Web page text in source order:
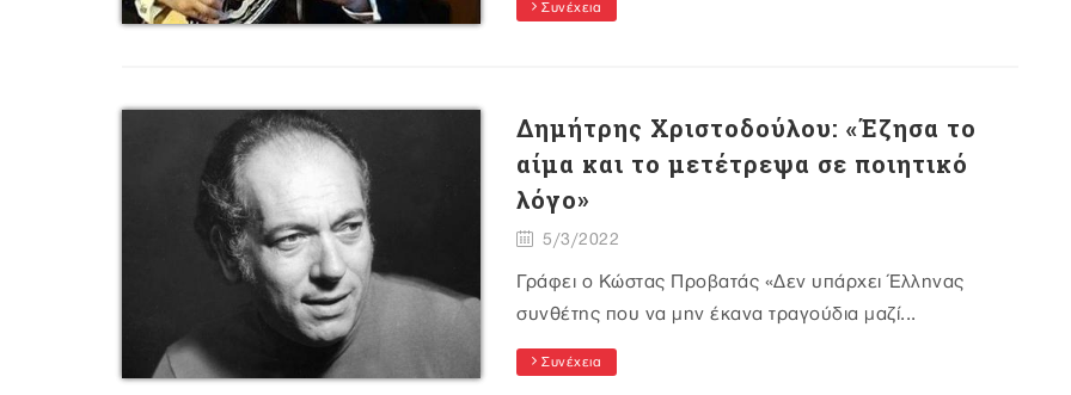
Συνέχεια
Δημήτρης Χριστοδούλου: «Έζησα το
αίμα και το μετέτρεψα σε ποιητικό
λόγο»
5/3/2022
Γράφει ο Κώστας Προβατάς «Δεν υπάρχει Έλληνας
συνθέτης που να μην έκανα τραγούδια μαζί...
Συνέχεια